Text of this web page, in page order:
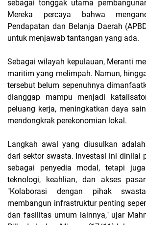
sebagai tonggak utama
Mereka percaya bahwa
Pendapatan dan Belanja Daerah
untuk menjawab tantangan yang ada.
Sebagai wilayah kepulauan, Meranti
maritim yang melimpah. Namun,
tersebut belum sepenuhnya
dianggap mampu menjadi
peluang kerja, meningkatkan daya
mendongkrak perekonomian lokal.
Langkah awal yang diusulkan
dari sektor swasta. Investasi ini dinilai
sebagai penyedia modal, tetapi
teknologi, keahlian, dan akses
"Kolaborasi dengan pihak
membangun infrastruktur penting
dan fasilitas umum lainnya," ujar